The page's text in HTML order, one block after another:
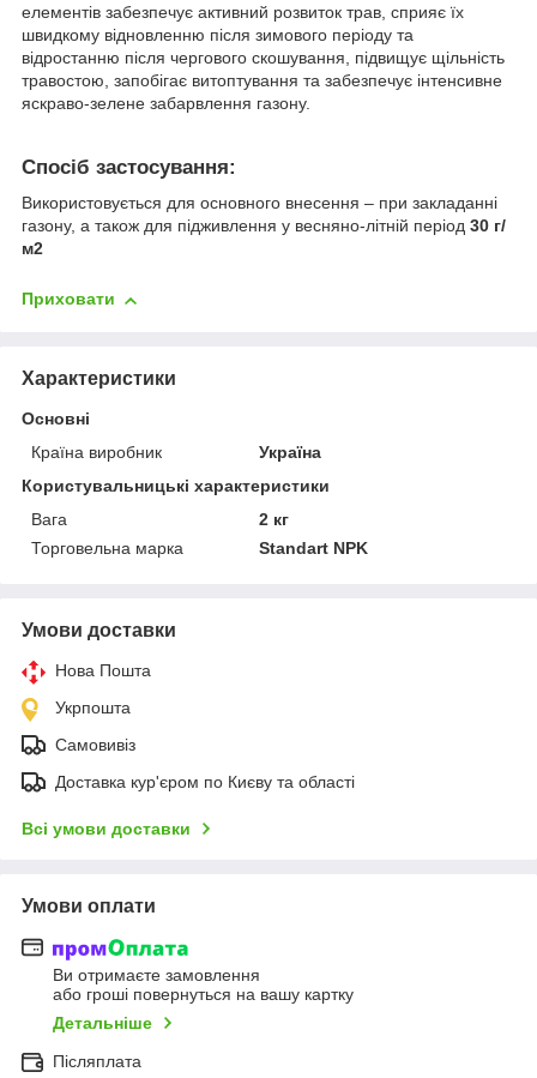
елементів забезпечує активний розвиток трав, сприяє їх
швидкому відновленню після зимового періоду та
відростанню після чергового скошування, підвищує щільність
травостою, запобігає витоптування та забезпечує інтенсивне
яскраво-зелене забарвлення газону.
Спосіб застосування:
Використовується для основного внесення – при закладанні
газону, а також для підживлення у весняно-літній період 30 г/
м2
Приховати
Характеристики
Основні
Країна виробник
Україна
Користувальницькі характеристики
Вага
2 кг
Торговельна марка
Standart NPK
Умови доставки
Нова Пошта
Укрпошта
Самовивіз
Доставка кур'єром по Києву та області
Всі умови доставки
Умови оплати
Ви отримаєте замовлення
або гроші повернуться на вашу картку
Детальніше
Післяплата